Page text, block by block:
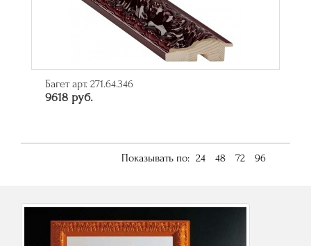
Багет арт. 271.64.346
9618 руб.
Показывать по: 24 48 72 96